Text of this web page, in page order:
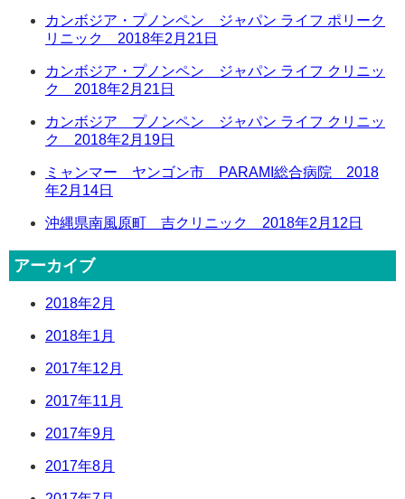
カンボジア・プノンペン ジャパン ライフ ポリーク
リニック 2018年2月21日
カンボジア・プノンペン ジャパン ライフ クリニッ
ク 2018年2月21日
カンボジア プノンペン ジャパン ライフ クリニッ
ク 2018年2月19日
ミャンマー ヤンゴン市 PARAMI総合病院 2018
年2月14日
沖縄県南風原町 吉クリニック 2018年2月12日
アーカイブ
2018年2月
2018年1月
2017年12月
2017年11月
2017年9月
2017年8月